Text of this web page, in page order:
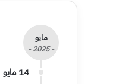
مايو
- 2025 -
14 مايو